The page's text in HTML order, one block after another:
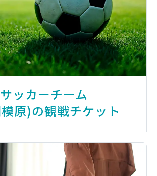
サッカーチーム
原)の観戦チケット